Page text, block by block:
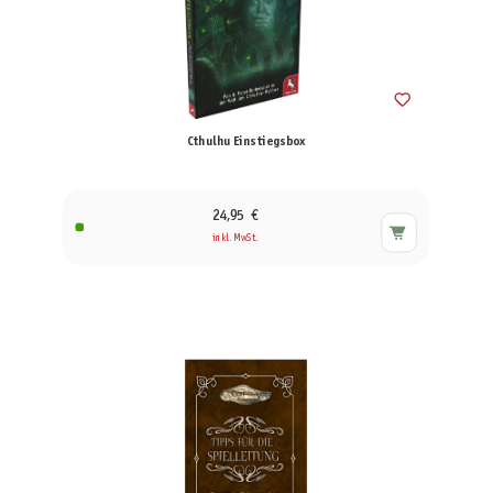
Cthulhu Einstiegsbox
24,95 €
inkl. MwSt.